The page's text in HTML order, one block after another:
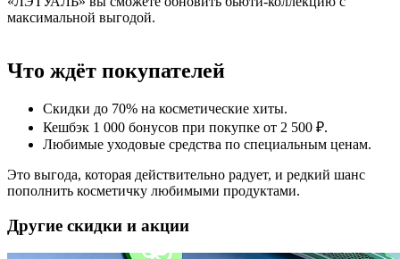
максимальной выгодой.
Что ждёт покупателей
Скидки до 70% на косметические хиты.
Кешбэк 1 000 бонусов при покупке от 2 500 ₽.
Любимые уходовые средства по специальным ценам.
Это выгода, которая действительно радует, и редкий шанс
пополнить косметичку любимыми продуктами.
Другие скидки и акции